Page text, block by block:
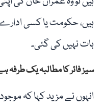
ہیں، حکومت یا کسی
بات نہیں کی گئی۔
سیز فائر کا مطالبہ یک طرفہ
انہوں نے مزید کہا کہ